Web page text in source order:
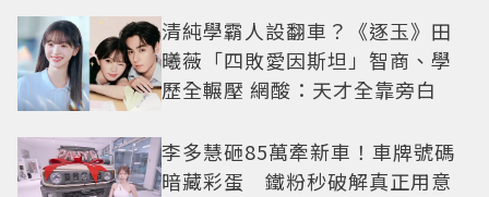
清純學霸人設翻車？《逐玉》田
曦薇「四敗愛因斯坦」智商、學
歷全輾壓 網酸：天才全靠旁白
李多慧砸85萬牽新車！車牌號碼
暗藏彩蛋 鐵粉秒破解真正用意